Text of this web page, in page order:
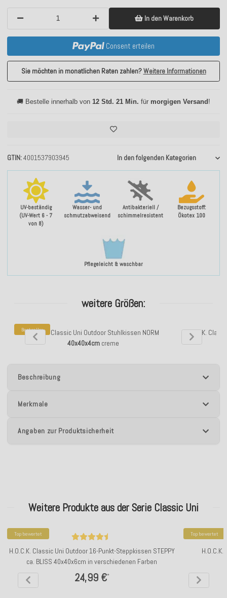
UV-beständig
(UV-Wert 6 - 7
von 8)
Wasser- und
schmutzabweisend
Antibakteriell /
schimmelresistent
Bezugsstoff:
Ökotex 100
Pflegeleicht & waschbar
GTIN 4001537903945 In den folgenden Kategorien
In den Warenkorb
Consent erteilen
Sie möchten in monatlichen Raten zahlen?Weitere Informationen
🚚 Bestelle innerhalb von 12 Std. 21 Min. für morgigen Versand!
weitere Größen:
Bestseller
H.O.C.K. Classic Uni Outdoor Stuhlkissen NORM
40x40x4cmcreme
H.O.C.K.
Beschreibung
Merkmale
Angaben zur Produktsicherheit
Weitere Produkte aus der Serie Classic Uni
Top bewertet
H.O.C.K. Classic Uni Outdoor 16-Punkt-Steppkissen STEPPY
ca. BLISS 40x40x6cm in verschiedenen Farben
24,99 €*
Top bewertet